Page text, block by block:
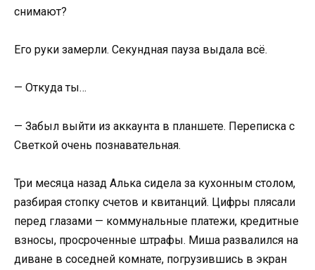
снимают?
Его руки замерли. Секундная пауза выдала всё.
— Откуда ты…
— Забыл выйти из аккаунта в планшете. Переписка с
Светкой очень познавательная.
Три месяца назад Алька сидела за кухонным столом,
разбирая стопку счетов и квитанций. Цифры плясали
перед глазами — коммунальные платежи, кредитные
взносы, просроченные штрафы. Миша развалился на
диване в соседней комнате, погрузившись в экран